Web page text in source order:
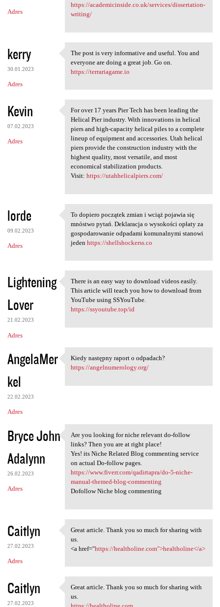
Adres
https://academicinside.co.uk/services/dissertation-
writing/
kerry
30.01.2023
Adres
The post is very informative
The post is very informative and useful. You and
everyone are doing a great job. Go on.
https://terrariagame.io
Kevin
07.02.2023
Adres
For over 17 years Pier Tech
For over 17 years Pier Tech has been leading the
Helical Pier industry. With innovations in helical
piers and high-capacity helical piles to a complete
lineup of equipment and accessories. Utah helical
piers provide the construction industry with the
highest quality, most versatile, and most
economical stabilization products.
Visit: https://utahhelicalpiers.com/
lorde
09.02.2023
Adres
To dopiero początek zmian i
To dopiero początek zmian i wciąż pojawia się
mnóstwo pytań. Deklaracja o wysokości opłaty za
gospodarowanie odpadami komunalnymi stanowi
jeden https://shellshockerss.co
Lightening
Lover
21.02.2023
Adres
There is an easy way to
There is an easy way to download videos easily.
This article will teach you how to download from
YouTube using SSYouTube.
https://ssyoutube.top/id
AngelaMer
kel
22.02.2023
Adres
Kiedy następny raport o
Kiedy następny raport o odpadach?
https://angelnumerology.org/
Bryce John
Adalynn
26.02.2023
Adres
Are you looking for niche
Are you looking for niche relevant do-follow
links? Then you are at right place!
Yes! its Niche Related Blog commenting service
on actual Do-follow pages.
https://www.fiverr.com/qadirtapra/do-5-niche-
manual-themed-blog-commenting
Dofollow Niche blog commenting
Caitlyn
27.02.2023
Adres
Great article. Thank you so
Great article. Thank you so much for sharing with
us.
<a href="https://healtholine.com">healtholine</a>
Caitlyn
27.02.2023
Great article. Thank you so
Great article. Thank you so much for sharing with
us.